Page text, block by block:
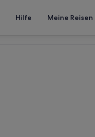
Hilfe Meine Reisen